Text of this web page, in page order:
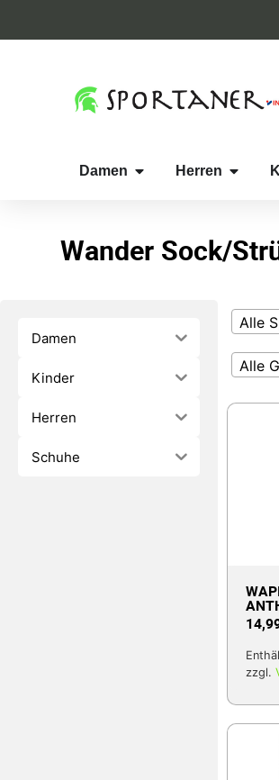
Damen Herren
Wander Sock/
Damen
Kinder
Herren
Schuhe
Alle
Alle
zzgl.